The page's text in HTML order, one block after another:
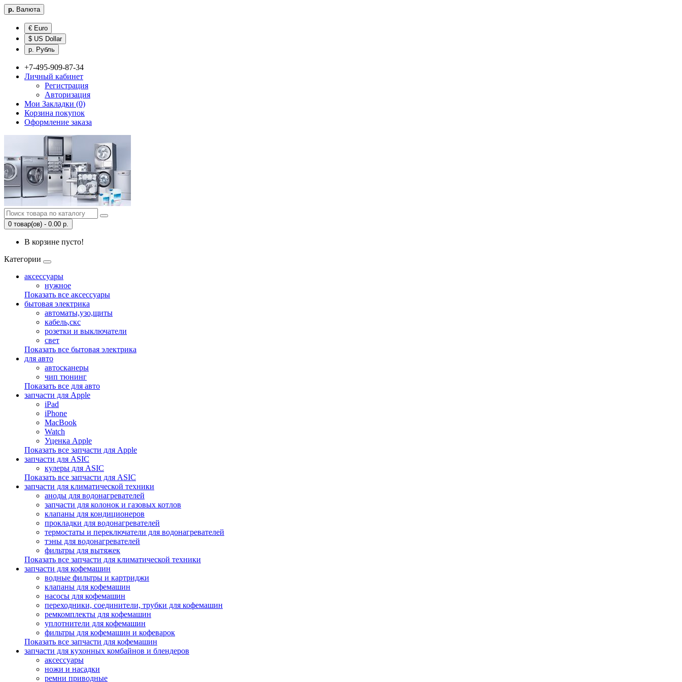
р. Валюта
€ Euro
$ US Dollar
р. Рубль
+7-495-909-87-34
Личный кабинет
Регистрация
Авторизация
Мои Закладки (0)
Корзина покупок
Оформление заказа
0 товар(ов) - 0.00 р.
В корзине пусто!
Категории
аксессуары
нужное
Показать все аксессуары
бытовая электрика
автоматы,узо,щиты
кабель,скс
розетки и выключатели
свет
Показать все бытовая электрика
для авто
автосканеры
чип тюнинг
Показать все для авто
запчасти для Apple
iPad
iPhone
MacBook
Watch
Уценка Apple
Показать все запчасти для Apple
запчасти для ASIC
кулеры для ASIC
Показать все запчасти для ASIC
запчасти для климатической техники
аноды для водонагревателей
запчасти для колонок и газовых котлов
клапаны для кондиционеров
прокладки для водонагревателей
термостаты и переключатели для водонагревателей
тэны для водонагревателей
фильтры для вытяжек
Показать все запчасти для климатической техники
запчасти для кофемашин
водные фильтры и картриджи
клапаны для кофемашин
насосы для кофемашин
переходники, соединители, трубки для кофемашин
ремкомплекты для кофемашин
уплотнители для кофемашин
фильтры для кофемашин и кофеварок
Показать все запчасти для кофемашин
запчасти для кухонных комбайнов и блендеров
аксессуары
ножи и насадки
ремни приводные